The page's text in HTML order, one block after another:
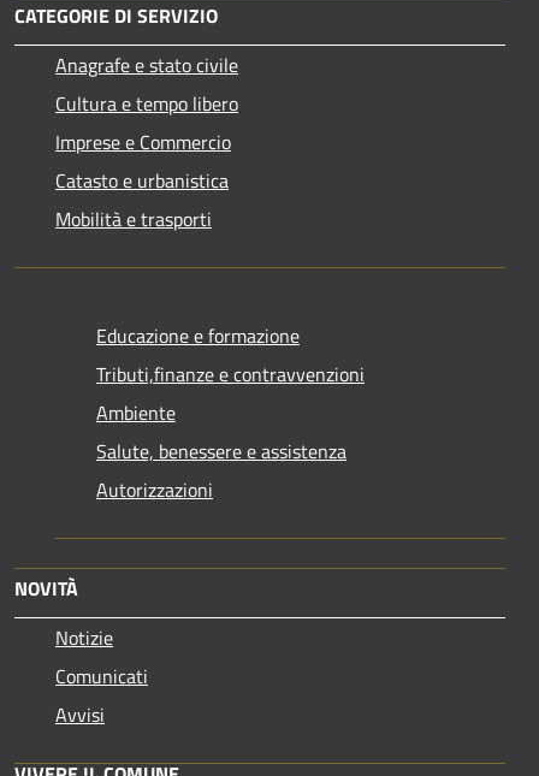
CATEGORIE DI SERVIZIO
Anagrafe e stato civile
Cultura e tempo libero
Imprese e Commercio
Catasto e urbanistica
Mobilità e trasporti
Educazione e formazione
Tributi,finanze e contravvenzioni
Ambiente
Salute, benessere e assistenza
Autorizzazioni
NOVITÀ
Notizie
Comunicati
Avvisi